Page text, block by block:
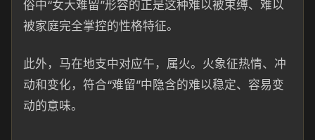
俗中“女大难留”形容的正是这种难以被束缚、难以
被家庭完全掌控的性格特征。
此外，马在地支中对应午，属火。火象征热情、冲
动和变化，符合“难留”中隐含的难以稳定、容易变
动的意味。